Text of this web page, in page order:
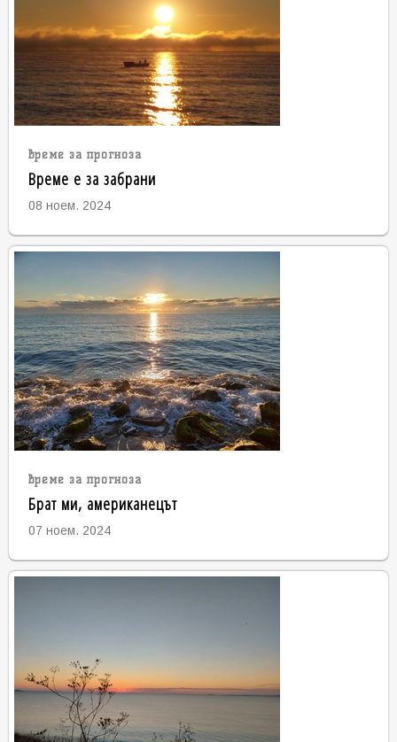
време за прогноза
Време е за забрани
08 ноем. 2024
време за прогноза
Брат ми, американецът
07 ноем. 2024